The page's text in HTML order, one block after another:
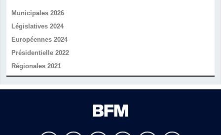
Municipales 2026
Législatives 2024
Européennes 2024
Présidentielle 2022
Régionales 2021